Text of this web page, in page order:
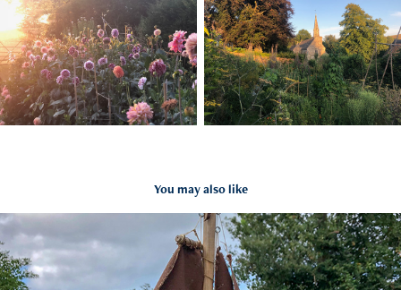
You may also like